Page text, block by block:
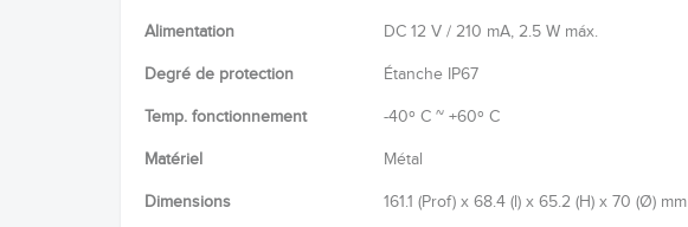
Alimentation DC 12 V / 210 mA, 2.5 W máx.
Degré de protection Étanche IP67
Temp. fonctionnement -40º C ~ +60º C
Matériel Métal
Dimensions 161.1 (Prof) x 68.4 (l) x 65.2 (H) x 70 (Ø) mm